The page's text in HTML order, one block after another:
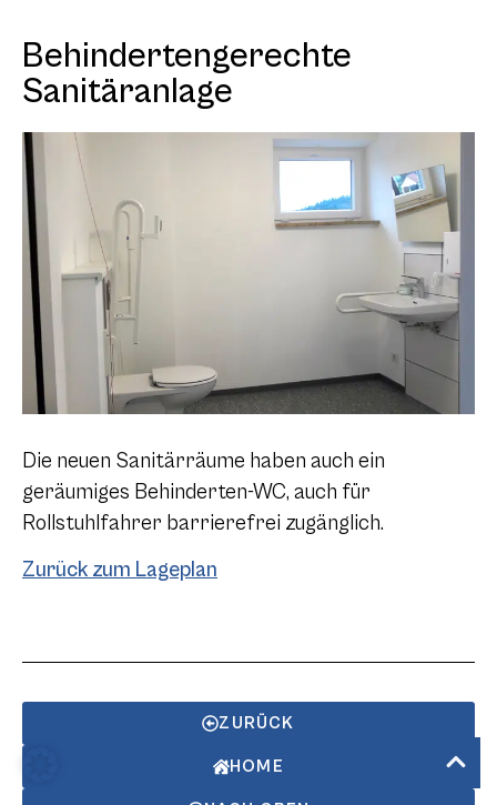
Behindertengerechte
Sanitäranlage
Die neuen Sanitärräume haben auch ein
geräumiges Behinderten-WC, auch für
Rollstuhlfahrer barrierefrei zugänglich.
Zurück zum Lageplan
ZURÜCK
HOME